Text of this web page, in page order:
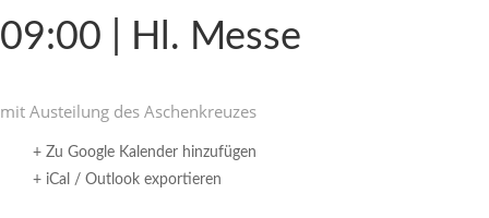
09:00 | Hl. Messe
mit Austei­lung des Aschenkreuzes
+ Zu Google Kalender hinzufügen
+ iCal / Outlook exportieren